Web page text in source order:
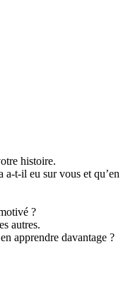
histoire.
a-t-il eu sur vous et qu’en
?
autres.
apprendre davantage ?